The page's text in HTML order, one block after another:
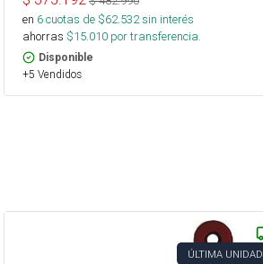
en 6cuotas de $62.532sin interés
ahorras $15.010 por transferencia.
Disponible
+5 Vendidos
ÚLTIMA UNIDAD